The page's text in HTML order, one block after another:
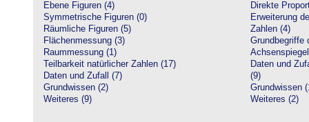
Ebene Figuren (4)
Symmetrische Figuren (0)
Räumliche Figuren (5)
Flächenmessung (3)
Raummessung (1)
Teilbarkeit natürlicher Zahlen (17)
Daten und Zufall (7)
Grundwissen (2)
Weiteres (9)
Direkte
Erweiterung
Zahlen (4)
Grundbegriffe
Daten und
(9)
Grundwissen
Weiteres (2)